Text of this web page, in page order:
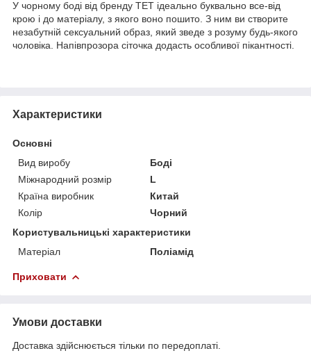
У чорному боді від бренду ТЕТ ідеально буквально все-від
крою і до матеріалу, з якого воно пошито. З ним ви створите
незабутній сексуальний образ, який зведе з розуму будь-якого
чоловіка. Напівпрозора сіточка додасть особливої пікантності.
Характеристики
Основні
Вид виробу
Боді
Міжнародний розмір
L
Країна виробник
Китай
Колір
Чорний
Користувальницькі характеристики
Матеріал
Поліамід
Приховати
Умови доставки
Доставка здійснюється тільки по передоплаті.